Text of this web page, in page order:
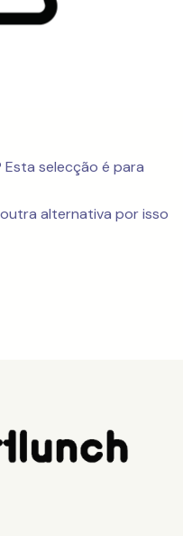
selecção é para
alternativa por isso